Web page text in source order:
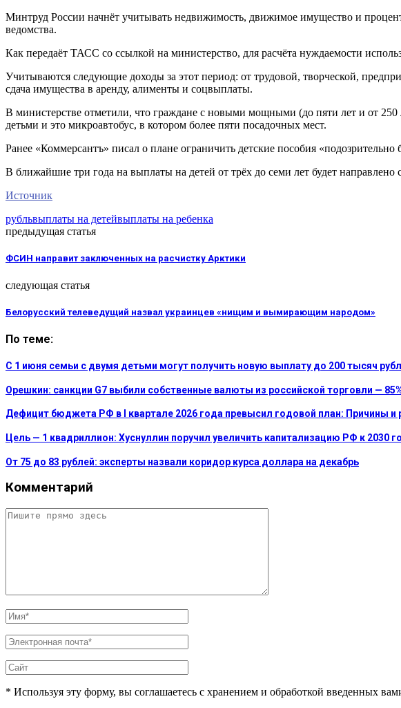
Минтруд России начнёт учитывать недвижимость, движимое имущество и
ведомства.
Как передаёт ТАСС со ссылкой на министерство, для расчёта нуждаемости
Учитываются следующие доходы за этот период: от трудовой, творческой,
сдача имущества в аренду, алименты и соцвыплаты.
В министерстве отметили, что граждане с новыми мощными (до пяти лет и от
детьми и это микроавтобус, в котором более пяти посадочных мест.
Ранее «Коммерсантъ» писал о плане ограничить детские пособия «подозрительно
В ближайшие три года на выплаты на детей от трёх до семи лет будет направлено
Источник
рубльвыплаты на детейвыплаты на ребенка
предыдущая статья
ФСИН направит заключенных на расчистку Арктики
следующая статья
Белорусский телеведущий назвал украинцев «нищим и вымирающим народом»
По теме:
С 1 июня семьи с двумя детьми могут получить новую выплату до 200 тысяч
Орешкин: санкции G7 выбили собственные валюты из российской торговли —
Дефицит бюджета РФ в I квартале 2026 года превысил годовой план: Причины и
Цель — 1 квадриллион: Хуснуллин поручил увеличить капитализацию РФ к 2030
От 75 до 83 рублей: эксперты назвали коридор курса доллара на декабрь
Комментарий
* Используя эту форму, вы соглашаетесь с хранением и обработкой введенных